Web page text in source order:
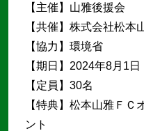
【主催】山雅後援
【共催】株式会社松本
【協力】環境省
【期日】2024年8月1日
【定員】30名
【特典】松本山雅Ｆ
ント